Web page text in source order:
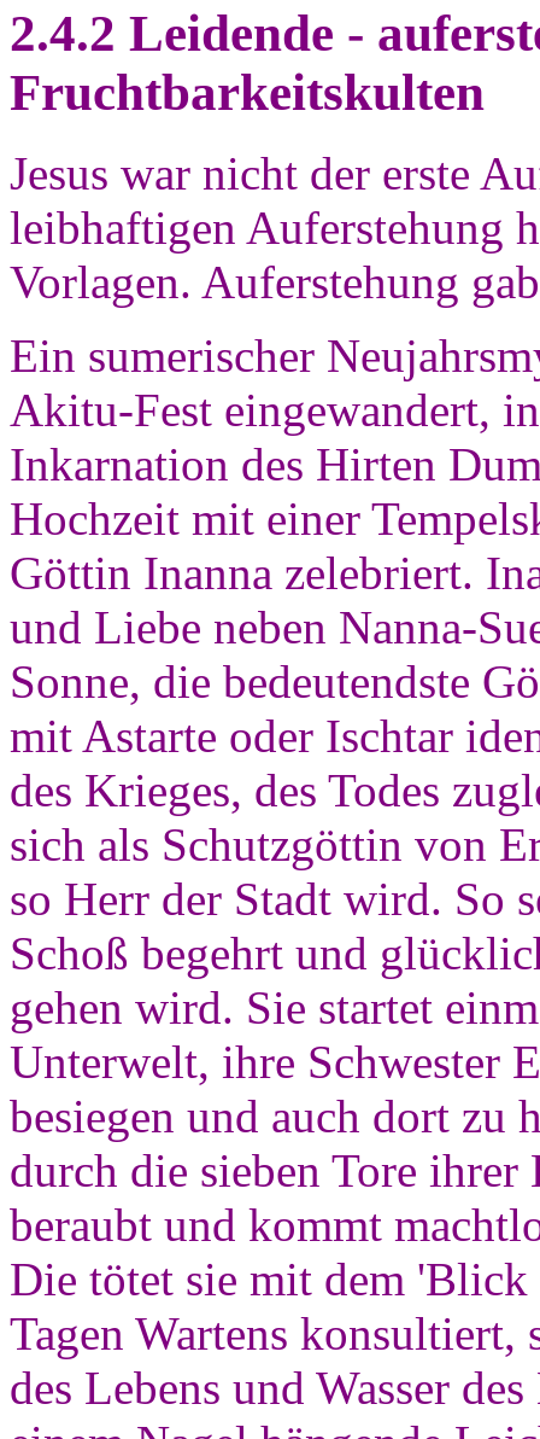
2.4.2 Leidende -
Fruchtbarkeitskulten
Jesus war nicht der erste
leibhaftigen Auferstehung
Vorlagen. Auferstehung
Ein sumerischer
Akitu-Fest eingewandert,
Inkarnation des Hirten
Hochzeit mit einer
Göttin Inanna zelebriert.
und Liebe neben Nanna-
Sonne, die bedeutendste
mit Astarte oder Ischtar
des Krieges, des Todes
sich als Schutzgöttin von
so Herr der Stadt wird. So
Schoß begehrt und
gehen wird. Sie startet
Unterwelt, ihre Schwester
besiegen und auch dort zu
durch die sieben Tore
beraubt und kommt
Die tötet sie mit dem
Tagen Wartens
des Lebens und Wasser